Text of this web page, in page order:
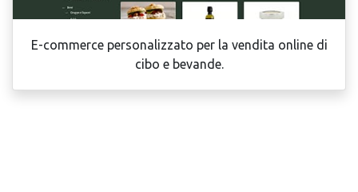
E-commerce personalizzato per la vendita online di
cibo e bevande.